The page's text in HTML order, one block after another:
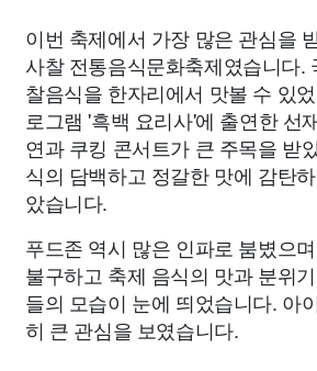
이번 축제에서 가장 많은 관심을
사찰 전통음식문화축제였습니다.
찰음식을 한자리에서 맛볼 수 있
로그램 '흑백 요리사'에 출연한 선
연과 쿠킹 콘서트가 큰 주목을 받
식의 담백하고 정갈한 맛에 감탄
았습니다.
푸드존 역시 많은 인파로 붐볐으
불구하고 축제 음식의 맛과 분위
들의 모습이 눈에 띄었습니다. 아
히 큰 관심을 보였습니다.